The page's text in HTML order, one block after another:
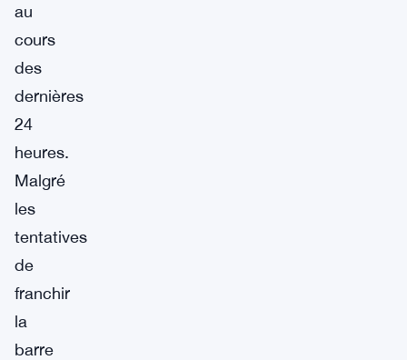
au
cours
des
dernières
24
heures.
Malgré
les
tentatives
de
franchir
la
barre